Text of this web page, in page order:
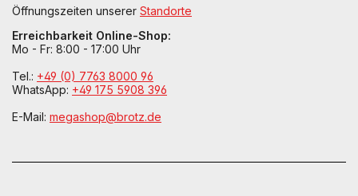
Öffnungszeiten unserer Standorte
Erreichbarkeit Online-Shop:
Mo - Fr: 8:00 - 17:00 Uhr
Tel.: +49 (0) 7763 8000 96
WhatsApp: +49 175 5908 396
E-Mail: megashop@brotz.de